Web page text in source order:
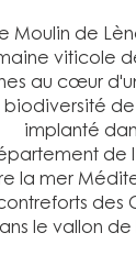
Moulin de
viticole
au cœur
biodiversité de
implanté
de
la mer
des
le vallon de